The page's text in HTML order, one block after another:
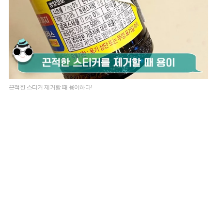
끈적한 스티커 제거할 때 용이하다!